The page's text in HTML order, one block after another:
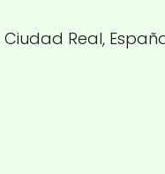
Ciudad Real,